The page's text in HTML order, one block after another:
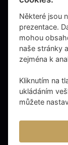
Některé jsou
prezentace.
mohou
naše stránky
zejména k
Kliknutím na
ukládáním
můžete